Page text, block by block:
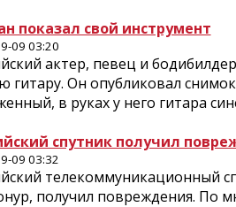
показал свой инструмент
09 03:20
актер, певец и
гитару. Он опубликовал
в руках у него гитара
спутник получил
09 03:32
телекоммуникационный
получил повреждения. По